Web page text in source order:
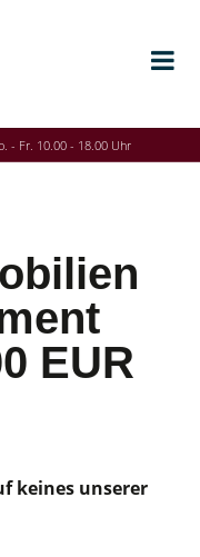
- Fr. 10.00 - 18.00 Uhr
EUR
keines unserer